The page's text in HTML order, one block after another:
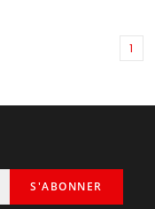
1
S'ABONNER